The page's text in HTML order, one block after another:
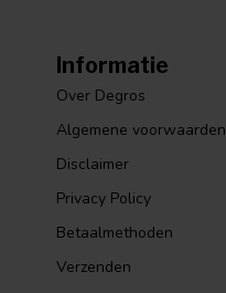
Informatie
Over Degros
Algemene voorwaarden
Disclaimer
Privacy Policy
Betaalmethoden
Verzenden